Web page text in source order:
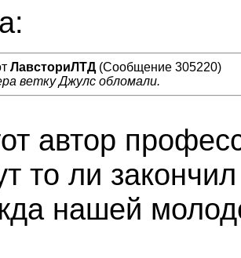
ЛавсториЛТД(Сообщение 305220)
ветку Джулс обломали.
автор
то ли
нашей